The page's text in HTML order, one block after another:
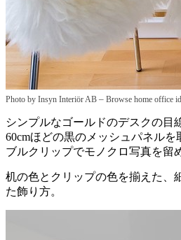
Photo by Insyn Interiör AB – Browse home office
シンプルなゴールドのデスクの目
60cmほどの黒のメッシュパネル
ブルクリップでモノクロ写真を留
机の色とクリップの色を揃えた、
た飾り方。